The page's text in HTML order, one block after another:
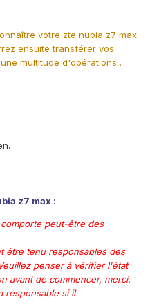
votre zte nubia z7 max
ensuite transférer vos
multitude d'opérations .
z7 max :
peut-être des
être tenu responsables des
penser à vérifier l'état
avant de commencer, merci.
responsable si il